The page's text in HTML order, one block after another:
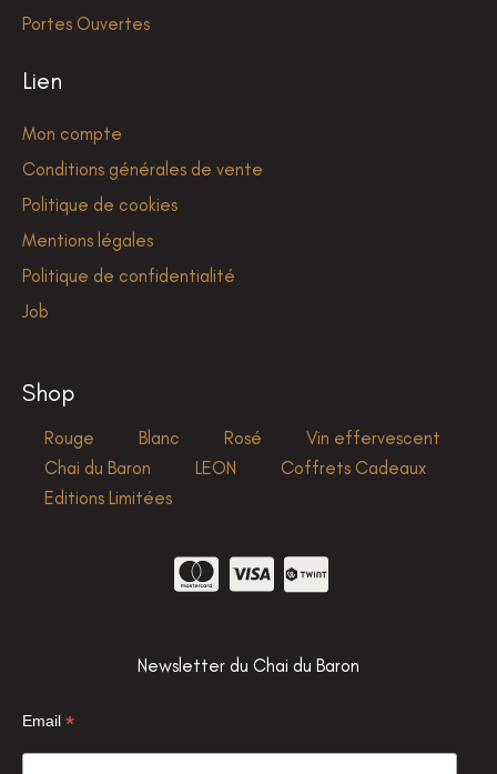
Portes Ouvertes
Lien
Mon compte
Conditions générales de vente
Politique de cookies
Mentions légales
Politique de confidentialité
Job
Shop
Rouge Blanc Rosé
Vin effervescent
Chai du Baron
LEON
Coffrets Cadeaux
Editions Limitées
Newsletter du Chai du Baron
Email *